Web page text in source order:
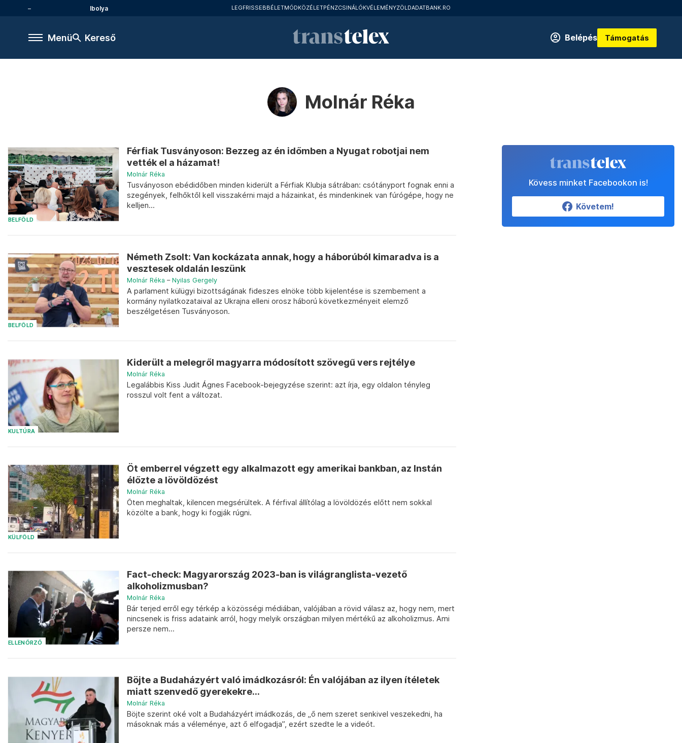
Ibolya LEGFRISSEBBÉLETMÓDKÖZÉLETPÉNZCSINÁLÓKVÉLEMÉNYZÖLDADATBANK.RO
Menü Kereső Belépés Támogatás
Molnár Réka
BELFÖLD
Férfiak Tusványoson: Bezzeg az én időmben a Nyugat robotjai nem
vették el a házamat!
Molnár Réka
Tusványoson ebédidőben minden kiderült a Férfiak Klubja sátrában: csótányport fognak enni a
szegények, felhőktől kell visszakérni majd a házainkat, és mindenkinek van fúrógépe, hogy ne
kelljen...
BELFÖLD
Németh Zsolt: Van kockázata annak, hogy a háborúból kimaradva is a
vesztesek oldalán leszünk
Molnár Réka – Nyilas Gergely
A parlament külügyi bizottságának fideszes elnöke több kijelentése is szembement a
kormány nyilatkozataival az Ukrajna elleni orosz háború következményeit elemző
beszélgetésen Tusványoson.
KULTÚRA
Kiderült a melegről magyarra módosított szövegű vers rejtélye
Molnár Réka
Legalábbis Kiss Judit Ágnes Facebook-bejegyzése szerint: azt írja, egy oldalon tényleg
rosszul volt fent a változat.
KÜLFÖLD
Öt emberrel végzett egy alkalmazott egy amerikai bankban, az Instán
élőzte a lövöldözést
Molnár Réka
Öten meghaltak, kilencen megsérültek. A férfival állítólag a lövöldözés előtt nem sokkal
közölte a bank, hogy ki fogják rúgni.
ELLENŐRZŐ
Fact-check: Magyarország 2023-ban is világranglista-vezető
alkoholizmusban?
Molnár Réka
Bár terjed erről egy térkép a közösségi médiában, valójában a rövid válasz az, hogy nem, mert
nincsenek is friss adataink arról, hogy melyik országban milyen mértékű az alkoholizmus. Ami
persze nem...
Böjte a Budaházyért való imádkozásról: Én valójában az ilyen ítéletek
miatt szenvedő gyerekekre...
Molnár Réka
Böjte szerint oké volt a Budaházyért imádkozás, de „ő nem szeret senkivel veszekedni, ha
másoknak más a véleménye, azt ő elfogadja”, ezért szedte le a videót.
Kövess minket Facebookon is!
Követem!